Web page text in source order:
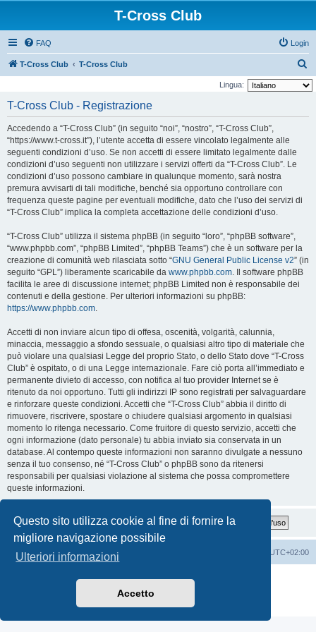
Questo sito utilizza cookie al fine di fornire la
migliore navigazione possibile
Ulteriori informazioni
Accetto
T-Cross Club
FAQ Login
T-Cross Club T-Cross Club
e
Lingua:
T-Cross Club - Registrazione
Accedendo a “T-Cross Club” (in seguito “noi”, “nostro”, “T-Cross Club”,
“https://www.t-cross.it”), l’utente accetta di essere vincolato legalmente alle
seguenti condizioni d’uso. Se non accetti di essere limitato legalmente dalle
condizioni d’uso seguenti non utilizzare i servizi offerti da “T-Cross Club”. Le
condizioni d’uso possono cambiare in qualunque momento, sarà nostra
premura avvisarti di tali modifiche, benché sia opportuno controllare con
frequenza queste pagine per eventuali modifiche, dato che l’uso dei servizi di
“T-Cross Club” implica la completa accettazione delle condizioni d’uso.
“T-Cross Club” utilizza il sistema phpBB (in seguito “loro”, “phpBB software”,
“www.phpbb.com”, “phpBB Limited”, “phpBB Teams”) che è un software per la
creazione di comunità web rilasciata sotto “GNU General Public License v2” (in
seguito “GPL”) liberamente scaricabile da www.phpbb.com. Il software phpBB
facilita le aree di discussione internet; phpBB Limited non è responsabile dei
contenuti e della gestione. Per ulteriori informazioni su phpBB:
https://www.phpbb.com.
Accetti di non inviare alcun tipo di offesa, oscenità, volgarità, calunnia,
minaccia, messaggio a sfondo sessuale, o qualsiasi altro tipo di materiale che
può violare una qualsiasi Legge del proprio Stato, o dello Stato dove “T-Cross
Club” è ospitato, o di una Legge internazionale. Fare ciò porta all’immediato e
permanente divieto di accesso, con notifica al tuo provider Internet se è
ritenuto da noi opportuno. Tutti gli indirizzi IP sono registrati per salvaguardare
e rinforzare queste condizioni. Accetti che “T-Cross Club” abbia il diritto di
rimuovere, riscrivere, spostare o chiudere qualsiasi argomento in qualsiasi
momento lo ritenga necessario. Come fruitore di questo servizio, accetti che
ogni informazione (dato personale) tu abbia inviato sia conservata in un
database. Al contempo queste informazioni non saranno divulgate a nessuno
senza il tuo consenso, né “T-Cross Club” o phpBB sono da ritenersi
responsabili per qualsiasi violazione al sistema che possa compromettere
queste informazioni.
T-Cross Club T-Cross Club UTC+02:00
Traduzione Italiana